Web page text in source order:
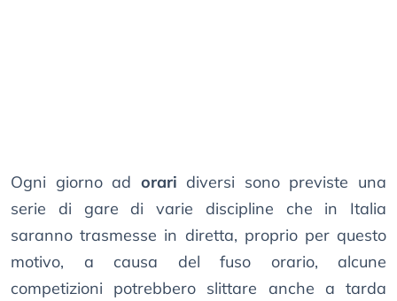
Ogni giorno ad orari diversi sono previste una
serie di gare di varie discipline che in Italia
saranno trasmesse in diretta, proprio per questo
motivo, a causa del fuso orario, alcune
competizioni potrebbero slittare anche a tarda